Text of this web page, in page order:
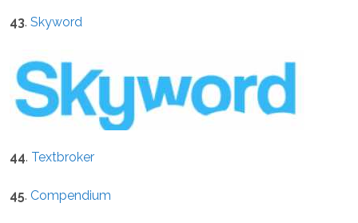
43. Skyword
44. Textbroker
45. Compendium